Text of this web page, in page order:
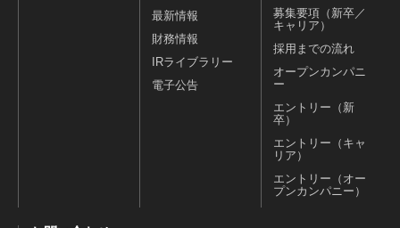
最新情報
財務情報
IRライブラリー
電子公告
募集要項（新卒／
キャリア）
採用までの流れ
オープンカンパニ
ー
エントリー（新
卒）
エントリー（キャ
リア）
エントリー（オー
プンカンパニー）